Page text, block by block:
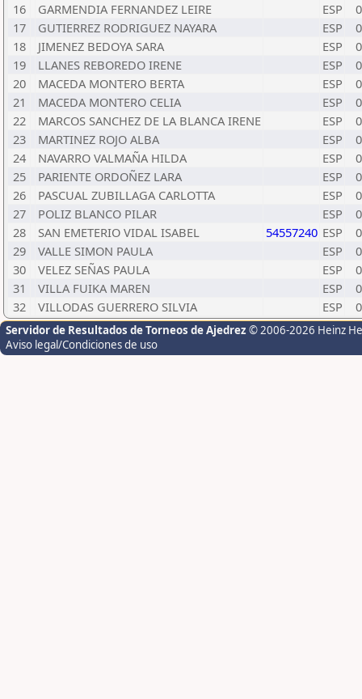
16
GARMENDIA FERNANDEZ LEIRE ESP
0
17
GUTIERREZ RODRIGUEZ NAYARA ESP
0
18
JIMENEZ BEDOYA SARA ESP
0
19
LLANES REBOREDO IRENE ESP
0
20
MACEDA MONTERO BERTA ESP
0
21
MACEDA MONTERO CELIA ESP
0
22
MARCOS SANCHEZ DE LA BLANCA IRENE ESP
0
23
MARTINEZ ROJO ALBA ESP
0
24
NAVARRO VALMAÑA HILDA ESP
0
25
PARIENTE ORDOÑEZ LARA ESP
0
26
PASCUAL ZUBILLAGA CARLOTTA ESP
0
27
POLIZ BLANCO PILAR ESP
0
28
SAN EMETERIO VIDAL ISABEL 54557240 ESP
0
29
VALLE SIMON PAULA ESP
0
30
VELEZ SEÑAS PAULA ESP
0
31
VILLA FUIKA MAREN ESP
0
32
VILLODAS GUERRERO SILVIA ESP 0
Servidor de Resultados de Torneos de Ajedrez © 2006-2026 Heinz
Aviso legal/Condiciones de uso